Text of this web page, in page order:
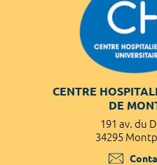
CENTRE
DE
191 av. du
34295